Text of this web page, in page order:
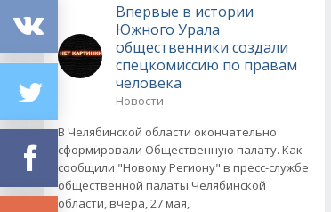
Впервые в истории
Южного Урала
общественники создали
спецкомиссию по правам
человека
Новости
В Челябинской области окончательно
сформировали Общественную палату. Как
сообщили "Новому Региону" в пресс-службе
общественной палаты Челябинской
области, вчера, 27 мая,